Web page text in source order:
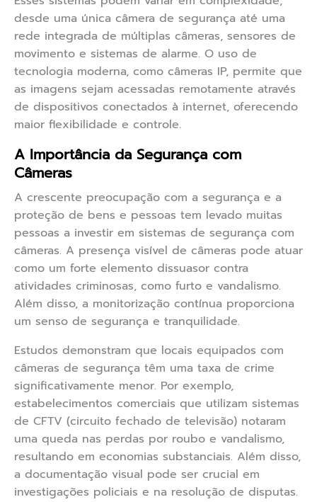
desde uma única câmera de segurança até uma
rede integrada de múltiplas câmeras, sensores de
movimento e sistemas de alarme. O uso de
tecnologia moderna, como câmeras IP, permite que
as imagens sejam acessadas remotamente através
de dispositivos conectados à internet, oferecendo
maior flexibilidade e controle.
A Importância da Segurança com
Câmeras
A crescente preocupação com a segurança e a
proteção de bens e pessoas tem levado muitas
pessoas a investir em sistemas de segurança com
câmeras. A presença visível de câmeras pode atuar
como um forte elemento dissuasor contra
atividades criminosas, como furto e vandalismo.
Além disso, a monitorização contínua proporciona
um senso de segurança e tranquilidade.
Estudos demonstram que locais equipados com
câmeras de segurança têm uma taxa de crime
significativamente menor. Por exemplo,
estabelecimentos comerciais que utilizam sistemas
de CFTV (circuito fechado de televisão) notaram
uma queda nas perdas por roubo e vandalismo,
resultando em economias substanciais. Além disso,
a documentação visual pode ser crucial em
investigações policiais e na resolução de disputas.